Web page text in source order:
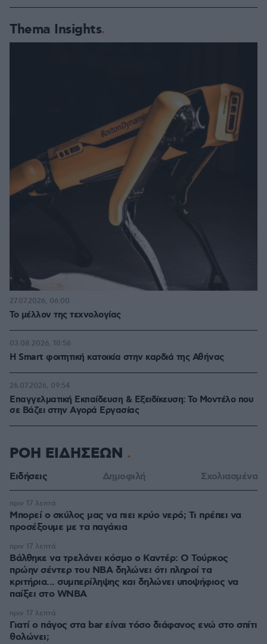
Thema Insights
Το μέλλον της τεχνολογίας
27.07.2026, 06:00
Η Smart φοιτητική κατοικία στην καρδιά της Αθήνας
03.08.2026, 10:56
Επαγγελματική Εκπαίδευση & Εξειδίκευση: Το Mοντέλο που
σε Bάζει στην Aγορά Eργασίας
26.07.2026, 09:54
ΡΟΗ ΕΙΔΗΣΕΩΝ
Ειδήσεις Δημοφιλή Σχολιασμένα
Μπορεί ο σκύλος μας να πιει κρύο νερό; Τι πρέπει να
προσέξουμε με τα παγάκια
πριν 17 λεπτά
Βάλθηκε να τρελάνει κόσμο ο Καντέρ: Ο Τούρκος
πρώην σέντερ του NBA δηλώνει ότι πληροί τα
κριτήρια... συμπερίληψης και δηλώνει υποψήφιος να
παίξει στο WNBA
πριν 17 λεπτά
Γιατί ο πάγος στα bar είναι τόσο διάφανος ενώ στο σπίτι
θολώνει;
πριν 17 λεπτά